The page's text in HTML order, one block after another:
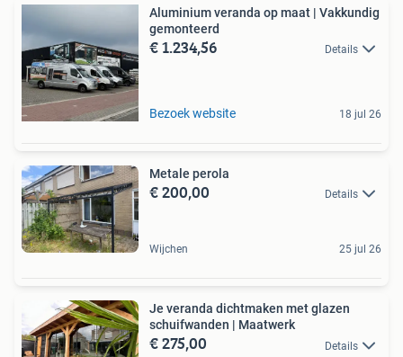
Aluminium veranda op maat | Vakkundig
gemonteerd
€ 1.234,56 Details
Bezoek website 18 jul 26
Metale perola
€ 200,00 Details
Wijchen 25 jul 26
Je veranda dichtmaken met glazen
schuifwanden | Maatwerk
€ 275,00 Details